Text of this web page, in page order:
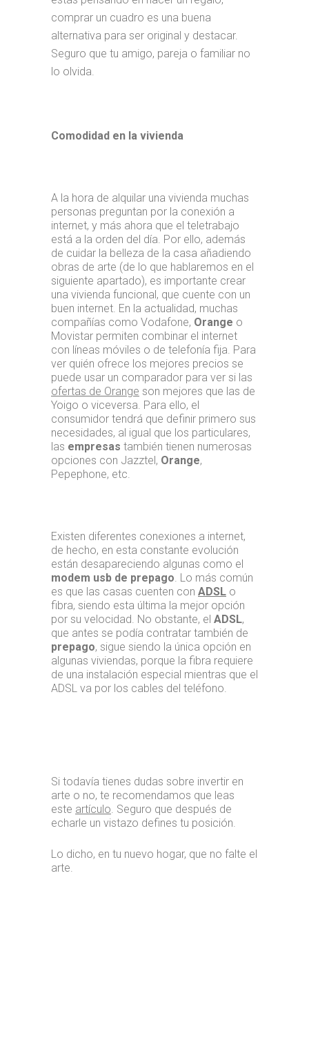
comprar un cuadro es una buena
alternativa para ser original y destacar.
Seguro que tu amigo, pareja o familiar no
lo olvida.
Comodidad en la vivienda
A la hora de alquilar una vivienda muchas
personas preguntan por la conexión a
internet, y más ahora que el teletrabajo
está a la orden del día. Por ello, además
de cuidar la belleza de la casa añadiendo
obras de arte (de lo que hablaremos en el
siguiente apartado), es importante crear
una vivienda funcional, que cuente con un
buen internet. En la actualidad, muchas
compañías como Vodafone, Orange o
Movistar permiten combinar el internet
con líneas móviles o de telefonía fija. Para
ver quién ofrece los mejores precios se
puede usar un comparador para ver si las
ofertas de Orange son mejores que las de
Yoigo o viceversa. Para ello, el
consumidor tendrá que definir primero sus
necesidades, al igual que los particulares,
las empresas también tienen numerosas
opciones con Jazztel, Orange,
Pepephone, etc.
Existen diferentes conexiones a internet,
de hecho, en esta constante evolución
están desapareciendo algunas como el
modem usb de prepago. Lo más común
es que las casas cuenten con ADSL o
fibra, siendo esta última la mejor opción
por su velocidad. No obstante, el ADSL,
que antes se podía contratar también de
prepago, sigue siendo la única opción en
algunas viviendas, porque la fibra requiere
de una instalación especial mientras que el
ADSL va por los cables del teléfono.
Si todavía tienes dudas sobre invertir en
arte o no, te recomendamos que leas
este artículo. Seguro que después de
echarle un vistazo defines tu posición.
Lo dicho, en tu nuevo hogar, que no falte el
arte.